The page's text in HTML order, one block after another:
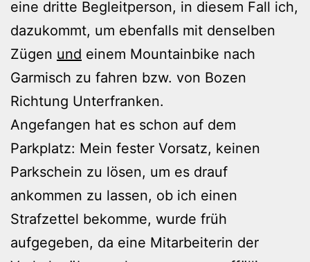
eine dritte Begleitperson, in diesem Fall ich,
dazukommt, um ebenfalls mit denselben
Zügen und einem Mountainbike nach
Garmisch zu fahren bzw. von Bozen
Richtung Unterfranken.
Angefangen hat es schon auf dem
Parkplatz: Mein fester Vorsatz, keinen
Parkschein zu lösen, um es drauf
ankommen zu lassen, ob ich einen
Strafzettel bekomme, wurde früh
aufgegeben, da eine Mitarbeiterin der